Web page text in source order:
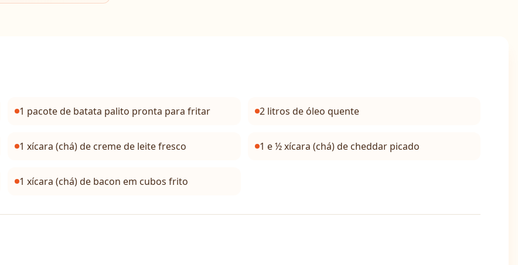
1 pacote de batata palito pronta para fritar 2 litros de óleo quente
1 xícara (chá) de creme de leite fresco 1 e ½ xícara (chá) de cheddar picado
1 xícara (chá) de bacon em cubos frito